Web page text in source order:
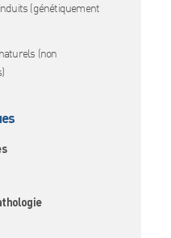
(génétiquement
(non